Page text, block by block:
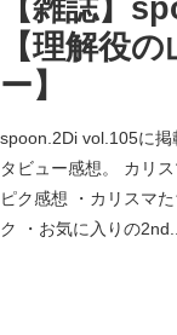
【雑誌】
【理解役
ー】
spoon.2Di vol.105に
タビュー感想。 カリ
ピク感想 ・カリスマ
ク ・お気に入りの2nd...